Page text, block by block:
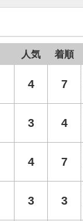
人気 着順
4 7
3 4
4 7
3 3